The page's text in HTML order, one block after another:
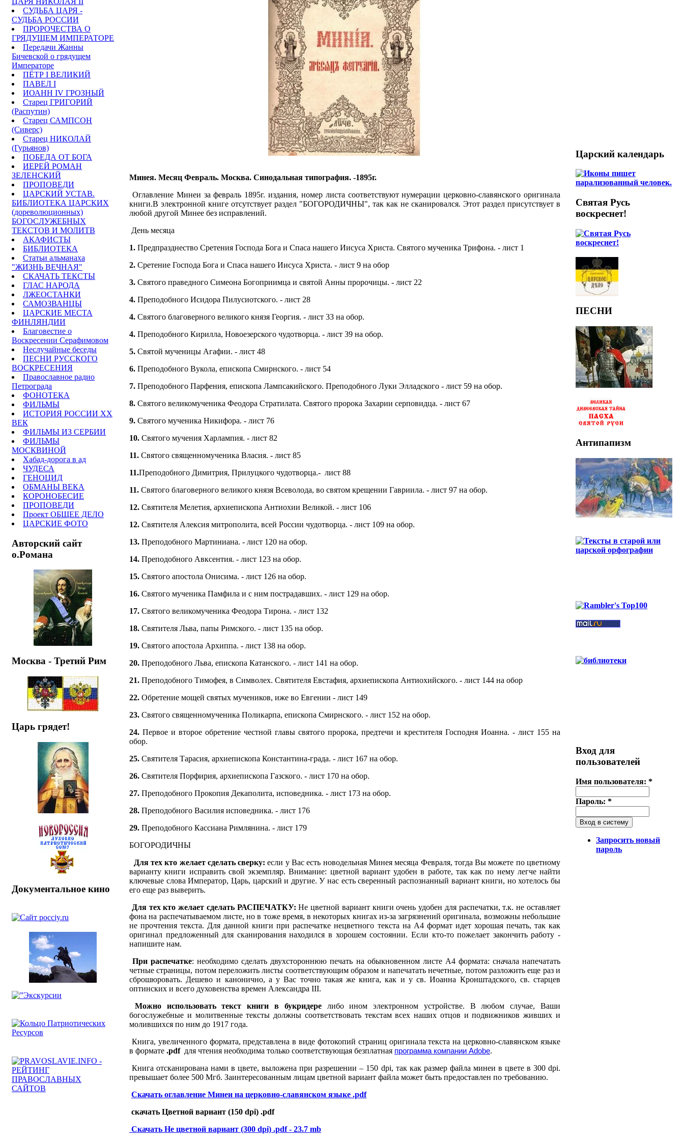
СУДЬБА ЦАРЯ -
СУДЬБА РОССИИ
ПРОРОЧЕСТВА О
ГРЯДУЩЕМ ИМПЕРАТОРЕ
Передачи Жанны
Бичевской о грядущем
Императоре
ПЁТР I ВЕЛИКИЙ
ПАВЕЛ I
ИОАНН IV ГРОЗНЫЙ
Старец ГРИГОРИЙ
(Распутин)
Старец САМПСОН
(Сиверс)
Старец НИКОЛАЙ
(Гурьянов)
ПОБЕДА ОТ БОГА
ИЕРЕЙ РОМАН
ЗЕЛЕНСКИЙ
ПРОПОВЕДИ
ЦАРСКИЙ УСТАВ.
БИБЛИОТЕКА ЦАРСКИХ
(дореволюционных)
БОГОСЛУЖЕБНЫХ
ТЕКСТОВ И МОЛИТВ
АКАФИСТЫ
БИБЛИОТЕКА
Статьи альманаха
"ЖИЗНЬ ВЕЧНАЯ"
СКАЧАТЬ ТЕКСТЫ
ГЛАС НАРОДА
ЛЖЕОСТАНКИ
САМОЗВАНЦЫ
ЦАРСКИЕ МЕСТА
ФИНЛЯНДИИ
Благовестие о
Воскресении Серафимовом
Неслучайные беседы
ПЕСНИ РУССКОГО
ВОСКРЕСЕНИЯ
Православное радио
Петрограда
ФОНОТЕКА
ФИЛЬМЫ
ИСТОРИЯ РОССИИ ХХ
ВЕК
ФИЛЬМЫ ИЗ СЕРБИИ
ФИЛЬМЫ
МОСКВИНОЙ
Хабад-дорога в ад
ЧУДЕСА
ГЕНОЦИД
ОБМАНЫ ВЕКА
КОРОНОБЕСИЕ
ПРОПОВЕДИ
Проект ОБЩЕЕ ДЕЛО
ЦАРСКИЕ ФОТО
Авторский сайт
о.Романа
Москва - Третий Рим
Царь грядет!
Документальное кино
Минея. Месяц Февраль. Москва. Синодальная типография. -1895г.
Оглавление Минеи за февраль 1895г. издания, номер листа соответствуют нумерации церковно-славянского оригинала
книги.В электронной книге отсутствует раздел "БОГОРОДИЧНЫ", так как не сканировался. Этот раздел присутствует в
любой другой Минее без исправлений.
День месяца
1. Предпразднество Сретения Господа Бога и Спаса нашего Иисуса Христа. Святого мученика Трифона. - лист 1
2. Сретение Господа Бога и Спаса нашего Иисуса Христа. - лист 9 на обор
3. Святого праведного Симеона Богоприимца и святой Анны пророчицы. - лист 22
4. Преподобного Исидора Пилусиотского. - лист 28
4. Святого благоверного великого князя Георгия. - лист 33 на обор.
4. Преподобного Кирилла, Новоезерского чудотворца. - лист 39 на обор.
5. Святой мученицы Агафии. - лист 48
6. Преподобного Вукола, епископа Смирнского. - лист 54
7. Преподобного Парфения, епископа Лампсакийского. Преподобного Луки Элладского - лист 59 на обор.
8. Святого великомученика Феодора Стратилата. Святого пророка Захарии серповидца. - лист 67
9. Святого мученика Никифора. - лист 76
10. Святого мучения Харлампия. - лист 82
11. Святого священномученика Власия. - лист 85
11.Преподобного Димитрия, Прилуцкого чудотворца.- лист 88
11. Святого благоверного великого князя Всеволода, во святом крещении Гавриила. - лист 97 на обор.
12. Святителя Мелетия, архиепископа Антиохии Великой. - лист 106
12. Святителя Алексия митрополита, всей России чудотворца. - лист 109 на обор.
13. Преподобного Мартиниана. - лист 120 на обор.
14. Преподобного Авксентия. - лист 123 на обор.
15. Святого апостола Онисима. - лист 126 на обор.
16. Святого мученика Памфила и с ним пострадавших. - лист 129 на обор.
17. Святого великомученика Феодора Тирона. - лист 132
18. Святителя Льва, папы Римского. - лист 135 на обор.
19. Святого апостола Архиппа. - лист 138 на обор.
20. Преподобного Льва, епископа Катанского. - лист 141 на обор.
21. Преподобного Тимофея, в Символех. Святителя Евстафия, архиепископа Антиохийского. - лист 144 на обор
22. Обретение мощей святых мучеников, иже во Евгении - лист 149
23. Святого священномученика Поликарпа, епископа Смирнского. - лист 152 на обор.
24. Первое и второе обретение честной главы святого пророка, предтечи и крестителя Господня Иоанна. - лист 155 на
обор.
25. Святителя Тарасия, архиепископа Константина-града. - лист 167 на обор.
26. Святителя Порфирия, архиепископа Газского. - лист 170 на обор.
27. Преподобного Прокопия Декаполита, исповедника. - лист 173 на обор.
28. Преподобного Василия исповедника. - лист 176
29. Преподобного Кассиана Римлянина. - лист 179
БОГОРОДИЧНЫ
Для тех кто желает сделать сверку:если у Вас есть новодельная Минея месяца Февраля, тогда Вы можете по цветному
варианту книги исправить свой экземпляр. Внимание: цветной вариант удобен в работе, так как по нему легче найти
ключевые слова Император, Царь, царский и другие. У нас есть сверенный распознанный вариант книги, но хотелось бы
его еще раз выверить.
Для тех кто желает сделать РАСПЕЧАТКУ:Не цветной вариант книги очень удобен для распечатки, т.к. не оставляет
фона на распечатываемом листе, но в тоже время, в некоторых книгах из-за загрязнений оригинала, возможны небольшие
не прочтения текста. Для данной книги при распечатке нецветного текста на А4 формат идет хорошая печать, так как
оригинал предложенный для сканирования находился в хорошем состоянии. Если кто-то пожелает закончить работу -
напишите нам.
При распечатке: необходимо сделать двухстороннюю печать на обыкновенном листе А4 формата: сначала напечатать
четные страницы, потом переложить листы соответствующим образом и напечатать нечетные, потом разложить еще раз и
сброшюровать. Дешево и канонично, а у Вас точно такая же книга, как и у св. Иоанна Кронштадского, св. старцев
оптинских и всего духовенства времен Александра III.
Можно использовать текст книги в букридере либо ином электронном устройстве. В любом случае, Ваши
богослужебные и молитвенные тексты должны соответствовать текстам всех наших отцов и подвижников живших и
молившихся по ним до 1917 года.
Книга, увеличенного формата, представлена в виде фотокопий страниц оригинала текста на церковно-славянском языке
в формате .pdf для чтения необходима только соответствующая безплатная программа компании Adobe.
Книга отсканирована нами в цвете, выложена при разрешении – 150 dpi, так как размер файла минеи в цвете в 300 dpi.
превышает более 500 Мгб. Заинтересованным лицам цветной вариант файла может быть предоставлен по требованию.
Скачать оглавление Минеи на церковно-славянском языке .pdf
скачать Цветной вариант (150 dpi) .pdf
Cкачать Не цветной вариант (300 dpi) .pdf - 23.7 mb
Царский календарь
Святая Русь
воскреснет!
ПЕСНИ
Антипапизм
Вход для
пользователей
Имя пользователя: *
Пароль: *
Запросить новый
пароль